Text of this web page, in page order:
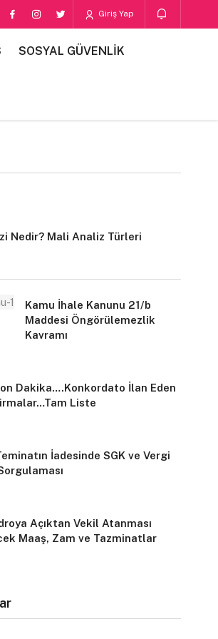
Giriş Yap
SOSYAL GÜVENLİK
Nedir? Mali Analiz Türleri
Kamu İhale Kanunu 21/b
Maddesi Öngörülemezlik
Kavramı
Dakika….Konkordato İlan Eden
Liste
İadesinde SGK ve Vergi
Açıktan Vekil Atanması
Maaş, Zam ve Tazminatlar